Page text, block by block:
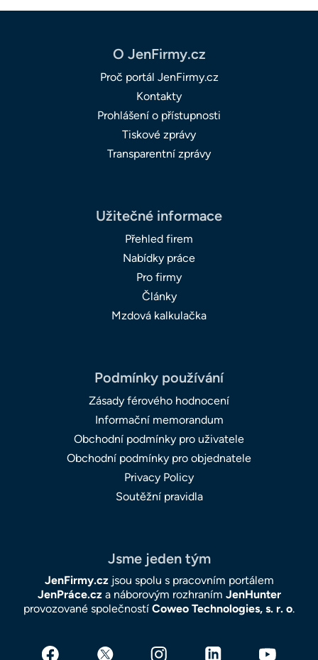
O JenFirmy.cz
Proč portál JenFirmy.cz
Kontakty
Prohlášení o přístupnosti
Tiskové zprávy
Transparentní zprávy
Užitečné informace
Přehled firem
Nabídky práce
Pro firmy
Články
Mzdová kalkulačka
Podmínky používání
Zásady férového hodnocení
Informační memorandum
Obchodní podmínky pro uživatele
Obchodní podmínky pro objednatele
Privacy Policy
Soutěžní pravidla
Jsme jeden tým
JenFirmy.czjsou spolu s pracovním portálem
JenPráce.cza náborovým rozhraním JenHunter
provozované společností Coweo Technologies, s. r. o.